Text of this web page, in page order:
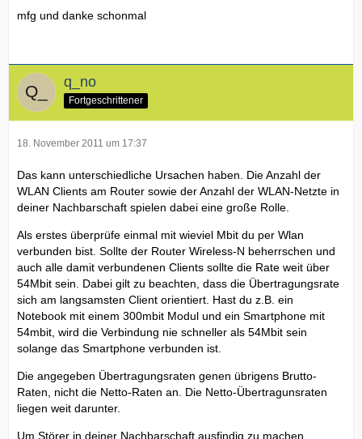
mfg und danke schonmal
q_no
Fortgeschrittener
18. November 2011 um 17:37
Das kann unterschiedliche Ursachen haben. Die Anzahl der
WLAN Clients am Router sowie der Anzahl der WLAN-Netzte in
deiner Nachbarschaft spielen dabei eine große Rolle.
Als erstes überprüfe einmal mit wieviel Mbit du per Wlan
verbunden bist. Sollte der Router Wireless-N beherrschen und
auch alle damit verbundenen Clients sollte die Rate weit über
54Mbit sein. Dabei gilt zu beachten, dass die Übertragungsrate
sich am langsamsten Client orientiert. Hast du z.B. ein
Notebook mit einem 300mbit Modul und ein Smartphone mit
54mbit, wird die Verbindung nie schneller als 54Mbit sein
solange das Smartphone verbunden ist.
Die angegeben Übertragungsraten genen übrigens Brutto-
Raten, nicht die Netto-Raten an. Die Netto-Übertragunsraten
liegen weit darunter.
Um Störer in deiner Nachbarschaft ausfindig zu machen